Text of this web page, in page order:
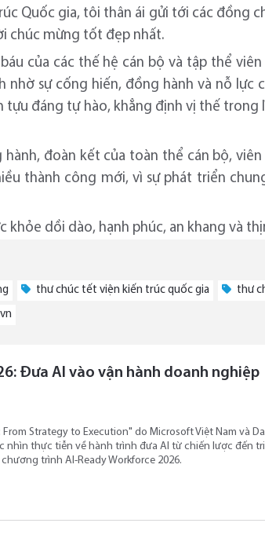
Quốc gia, tôi thân ái gửi tới các đồng
chúc mừng tốt đẹp nhất.
của các thế hệ cán bộ và tập thể viên
sự cống hiến, đồng hành và nỗ lực
đáng tự hào, khẳng định vị thế trong
đoàn kết của toàn thể cán bộ,
thành công mới, vì sự phát triển
khỏe dồi dào, hạnh phúc, an khang và
thư chúc tết viện kiến trúc quốc gia thư
Đưa AI vào vận hành doanh nghiệp
From Strategy to Execution" do Microsoft Việt Nam và
nhìn thực tiễn về hành trình đưa AI từ chiến lược đến
trình AI-Ready Workforce 2026.